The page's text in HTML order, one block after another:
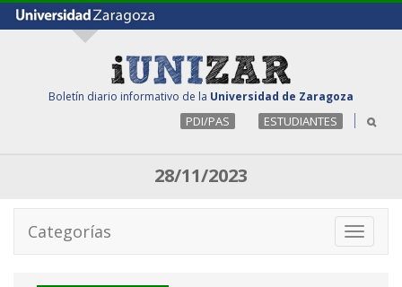
Boletín diario informativo de la Universidad de Zaragoza
PDI/PAS ESTUDIANTES
28/11/2023
Toggle
Categorías